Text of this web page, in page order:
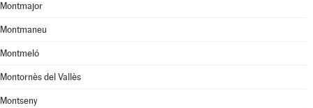
Montmajor
Montmaneu
Montmeló
Montornès del Vallès
Montseny